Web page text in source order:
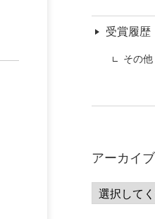
受賞履歴
その他
アーカイブ